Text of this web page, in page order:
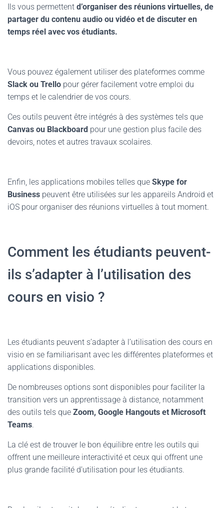
Ils vous permettent d’organiser des réunions virtuelles, de
partager du contenu audio ou vidéo et de discuter en
temps réel avec vos étudiants.
Vous pouvez également utiliser des plateformes comme
Slack ou Trello pour gérer facilement votre emploi du
temps et le calendrier de vos cours.
Ces outils peuvent être intégrés à des systèmes tels que
Canvas ou Blackboard pour une gestion plus facile des
devoirs, notes et autres travaux scolaires.
Enfin, les applications mobiles telles que Skype for
Business peuvent être utilisées sur les appareils Android et
iOS pour organiser des réunions virtuelles à tout moment.
Comment les étudiants peuvent-
ils s’adapter à l’utilisation des
cours en visio ?
Les étudiants peuvent s’adapter à l’utilisation des cours en
visio en se familiarisant avec les différentes plateformes et
applications disponibles.
De nombreuses options sont disponibles pour faciliter la
transition vers un apprentissage à distance, notamment
des outils tels que Zoom, Google Hangouts et Microsoft
Teams.
La clé est de trouver le bon équilibre entre les outils qui
offrent une meilleure interactivité et ceux qui offrent une
plus grande facilité d’utilisation pour les étudiants.